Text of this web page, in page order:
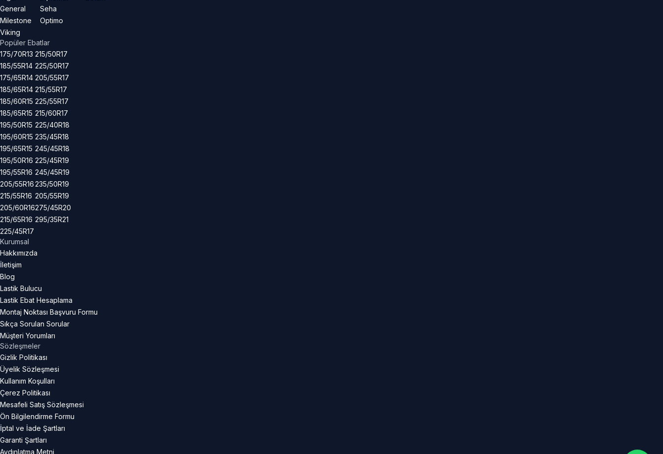
General
Milestone
Viking
Seha
Optimo
Popüler Ebatlar
175/70R13
185/55R14
175/65R14
185/65R14
185/60R15
185/65R15
195/50R15
195/60R15
195/65R15
195/50R16
195/55R16
205/55R16
215/55R16
205/60R16
215/65R16
225/45R17
215/50R17
225/50R17
205/55R17
215/55R17
225/55R17
215/60R17
225/40R18
235/45R18
245/45R18
225/45R19
245/45R19
235/50R19
205/55R19
275/45R20
295/35R21
Kurumsal
Hakkımızda
İletişim
Blog
Lastik Bulucu
Lastik Ebat Hesaplama
Montaj Noktası Başvuru Formu
Sıkça Sorulan Sorular
Müşteri Yorumları
Sözleşmeler
Gizlik Politikası
Üyelik Sözleşmesi
Kullanım Koşulları
Çerez Politikası
Mesafeli Satış Sözleşmesi
Ön Bilgilendirme Formu
İptal ve İade Şartları
Garanti Şartları
Aydınlatma Metni